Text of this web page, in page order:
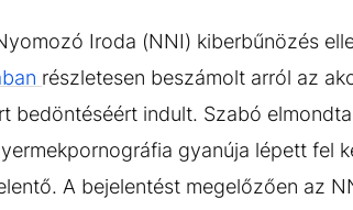
Iroda (NNI) kiberbűnözés
részletesen beszámolt arról az
bedöntéséért indult. Szabó
gyanúja lépett fel
A bejelentést megelőzően az